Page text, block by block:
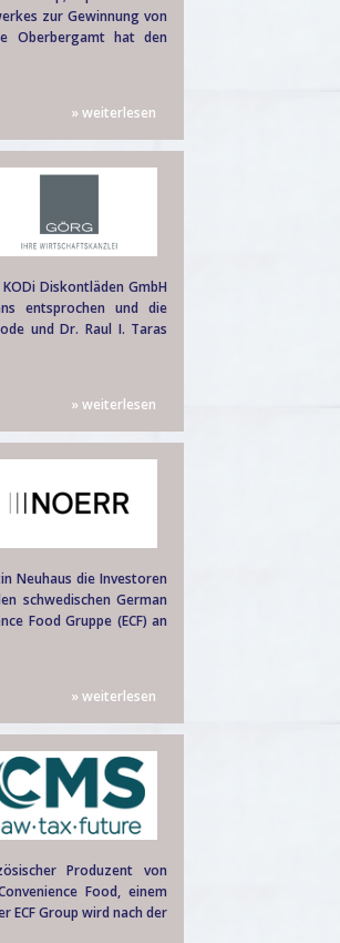
zur Gewinnung von
Oberbergamt hat den
» weiterlesen
Diskontläden GmbH
entsprochen und die
und Dr. Raul I. Taras
» weiterlesen
Neuhaus die Investoren
schwedischen German
Food Gruppe (ECF) an
» weiterlesen
Produzent von
Food, einem
ECF Group wird nach der